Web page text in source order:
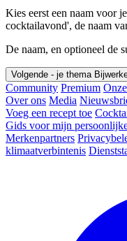
Kies eerst een naam voor
cocktailavond', de naam
De naam, en optioneel de
Volgende - je thema
Community Premium
Over ons Media
Voeg een recept toe
Gids voor mijn
Merkenpartners
klimaatverbintenis